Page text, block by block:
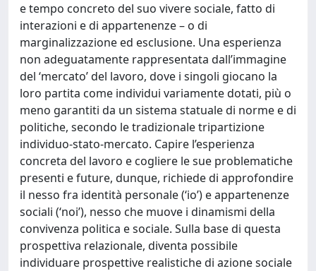
e tempo concreto del suo vivere sociale, fatto di
interazioni e di appartenenze – o di
marginalizzazione ed esclusione. Una esperienza
non adeguatamente rappresentata dall’immagine
del ‘mercato’ del lavoro, dove i singoli giocano la
loro partita come individui variamente dotati, più o
meno garantiti da un sistema statuale di norme e di
politiche, secondo le tradizionale tripartizione
individuo-stato-mercato. Capire l’esperienza
concreta del lavoro e cogliere le sue problematiche
presenti e future, dunque, richiede di approfondire
il nesso fra identità personale (‘io’) e appartenenze
sociali (‘noi’), nesso che muove i dinamismi della
convivenza politica e sociale. Sulla base di questa
prospettiva relazionale, diventa possibile
individuare prospettive realistiche di azione sociale